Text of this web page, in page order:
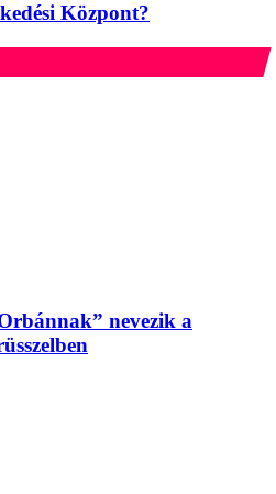
Központ?
nevezik a